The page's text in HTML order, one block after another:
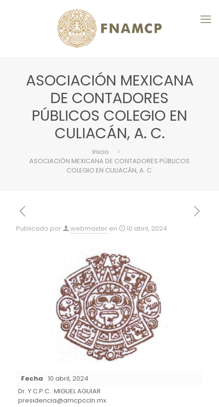
ASOCIACIÓN MEXICANA
DE CONTADORES
PÚBLICOS COLEGIO EN
CULIACÁN, A. C.
Inicio
ASOCIACIÓN MEXICANA DE CONTADORES PÚBLICOS
COLEGIO EN CULIACÁN, A. C.
Publicado por webmaster en 10 abril, 2024
Fecha 10 abril, 2024
Dr. Y C.P.C.. MIGUEL AGUIAR
presidencia@amcpccln.mx